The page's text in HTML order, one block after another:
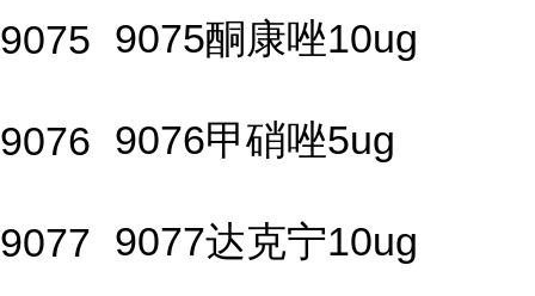
9075 9075酮康唑10ug
9076 9076甲硝唑5ug
9077 9077达克宁10ug